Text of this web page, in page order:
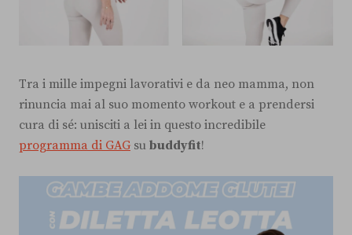
Tra i mille impegni lavorativi e da neo mamma, non
rinuncia mai al suo momento workout e a prendersi
cura di sé: unisciti a lei in questo incredibile
programma di GAG su buddyfit!